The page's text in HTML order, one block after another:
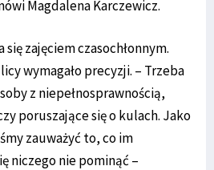
Magdalena Karczewicz.
się zajęciem czasochłonnym.
wymagało precyzji. – Trzeba
z niepełnosprawnością,
poruszające się o kulach. Jako
zauważyć to, co im
niczego nie pominąć –